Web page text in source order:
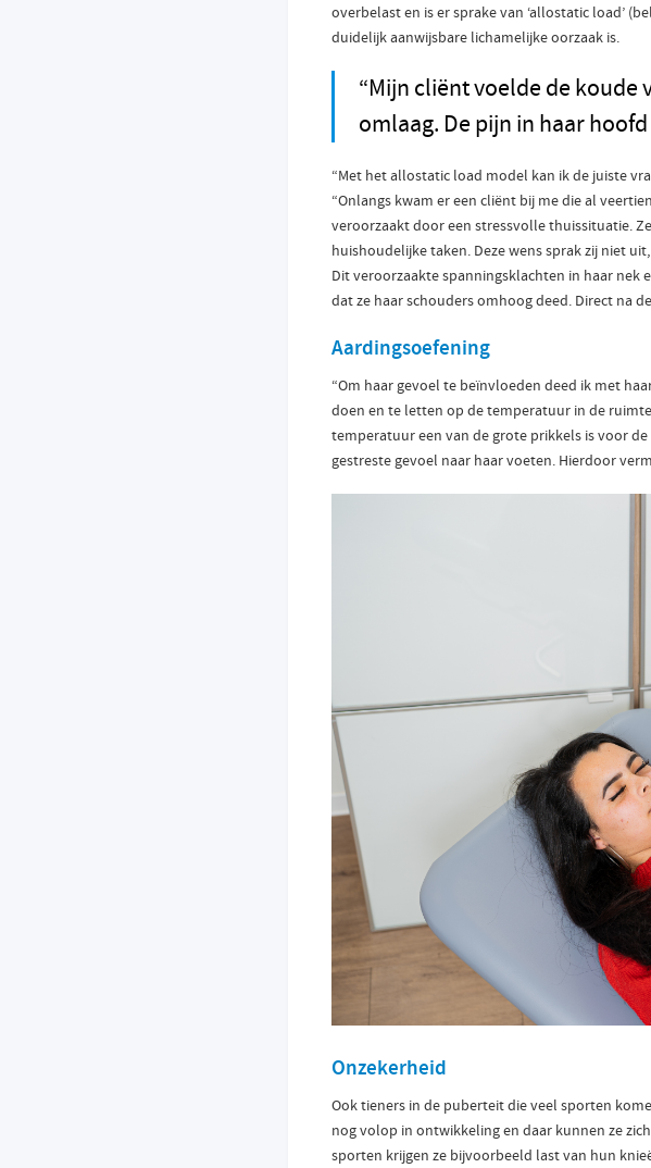
overbelast en is er sprake van ‘allostatic load’
duidelijk aanwijsbare lichamelijke oorzaak is.
“Mijn cliënt voelde de koude
omlaag. De pijn in haar
“Met het allostatic load model kan ik de juiste
“Onlangs kwam er een cliënt bij me die al
veroorzaakt door een stressvolle thuissituatie.
huishoudelijke taken. Deze wens sprak zij niet
Dit veroorzaakte spanningsklachten in haar nek
dat ze haar schouders omhoog deed. Direct na
Aardingsoefening
“Om haar gevoel te beïnvloeden deed ik met
doen en te letten op de temperatuur in de
temperatuur een van de grote prikkels is voor
gestreste gevoel naar haar voeten. Hierdoor
Onzekerheid
Ook tieners in de puberteit die veel sporten
nog volop in ontwikkeling en daar kunnen ze
sporten krijgen ze bijvoorbeeld last van hun